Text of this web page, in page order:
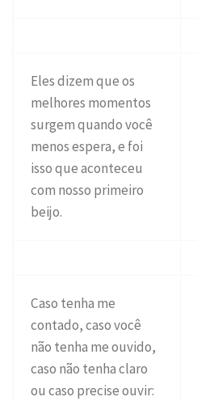
Eles dizem que os
melhores momentos
surgem quando você
menos espera, e foi
isso que aconteceu
com nosso primeiro
beijo.
Caso tenha me
contado, caso você
não tenha me ouvido,
caso não tenha claro
ou caso precise ouvir: